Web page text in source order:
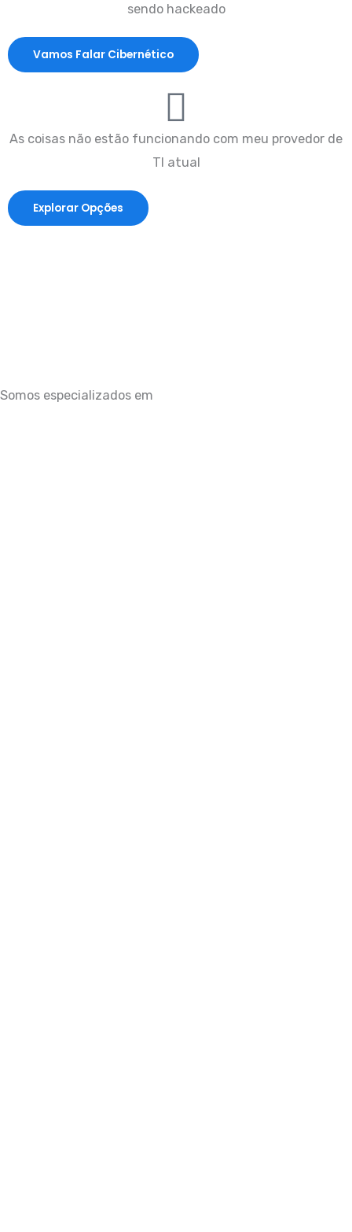
sendo hackeado
Vamos Falar Cibernético
As coisas não estão funcionando com meu provedor de
TI atual
Explorar Opções
Somos especializados em